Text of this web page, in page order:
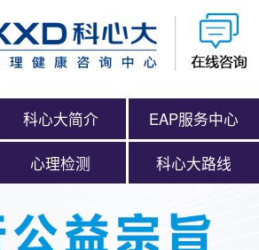
科心大简介 EAP服务中心
心理检测 科心大路线